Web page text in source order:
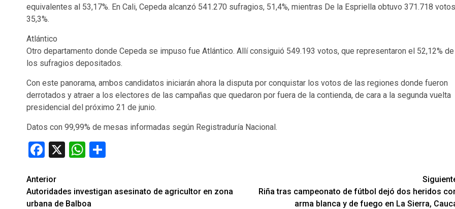
equivalentes al 53,17%. En Cali, Cepeda alcanzó 541.270 sufragios, 51,4%, mientras De la Espriella obtuvo 371.718
35,3%.
Atlántico
Otro departamento donde Cepeda se impuso fue Atlántico. Allí consiguió 549.193 votos, que representaron el 52,12% de
los sufragios depositados.
Con este panorama, ambos candidatos iniciarán ahora la disputa por conquistar los votos de las regiones donde fueron
derrotados y atraer a los electores de las campañas que quedaron por fuera de la contienda, de cara a la segunda vuelta
presidencial del próximo 21 de junio.
Datos con 99,99% de mesas informadas según Registraduría Nacional.
Facebook
X WhatsApp
Seguir
leyendo
Anterior
Autoridades investigan asesinato de agricultor en zona
urbana de Balboa
Riña tras campeonato de fútbol dejó dos heridos
arma blanca y de fuego en La Sierra,